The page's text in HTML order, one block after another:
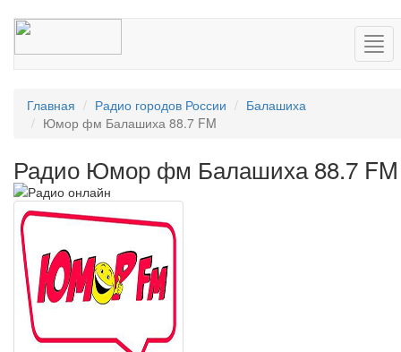
Главная Радио городов России
Балашиха
Юмор фм Балашиха 88.7 FM
Радио Юмор фм Балашиха 88.7 FM